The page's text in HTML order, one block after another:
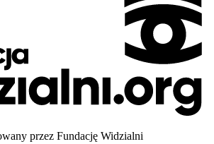
przez Fundację Widzialni